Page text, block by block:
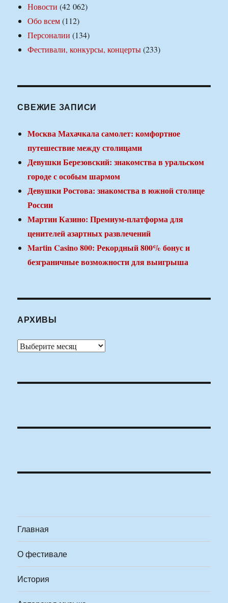
Новости (42 062)
Обо всем(112)
Персоналии (134)
Фестивали, конкурсы, концерты(233)
СВЕЖИЕ ЗАПИСИ
Москва Махачкала самолет: комфортное
путешествие между столицами
Девушки Березовский: знакомства в уральском
городе с особым шармом
Девушки Ростова: знакомства в южной столице
России
Мартин Казино: Премиум-платформа для
ценителей азартных развлечений
Martin Casino 800: Рекордный 800% бонус и
безграничные возможности для выигрыша
АРХИВЫ
Архивы
Главная
О фестивале
История